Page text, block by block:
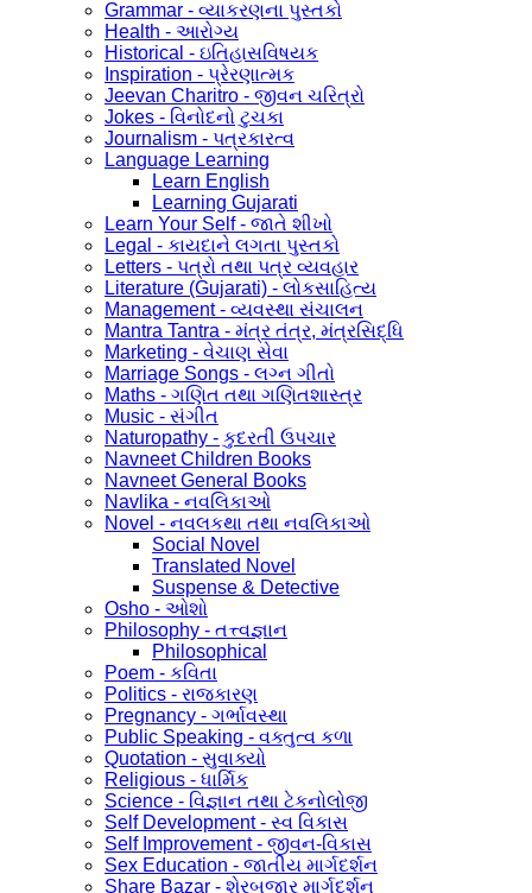
Grammar - વ્યાકરણના પુસ્તકો
Health - આરોગ્ય
Historical - ઇતિહાસવિષયક
Inspiration - પ્રેરણાત્મક
Jeevan Charitro - જીવન ચરિત્રો
Jokes - વિનોદનો ટુચકા
Journalism - પત્રકારત્વ
Language Learning
Learn English
Learning Gujarati
Learn Your Self - જાતે શીખો
Legal - કાયદાને લગતા પુસ્તકો
Letters - પત્રો તથા પત્ર વ્યવહાર
Literature (Gujarati) - લોકસાહિત્ય
Management - વ્યવસ્થા સંચાલન
Mantra Tantra - મંત્ર તંત્ર, મંત્રસિદ્ધિ
Marketing - વેચાણ સેવા
Marriage Songs - લગ્ન ગીતો
Maths - ગણિત તથા ગણિતશાસ્ત્ર
Music - સંગીત
Naturopathy - કુદરતી ઉપચાર
Navneet Children Books
Navneet General Books
Navlika - નવલિકાઓ
Novel - નવલકથા તથા નવલિકાઓ
Social Novel
Translated Novel
Suspense & Detective
Osho - ઓશો
Philosophy - તત્ત્વજ્ઞાન
Philosophical
Poem - કવિતા
Politics - રાજકારણ
Pregnancy - ગર્ભાવસ્થા
Public Speaking - વક્તુત્વ કળા
Quotation - સુવાક્યો
Religious - ધાર્મિક
Science - વિજ્ઞાન તથા ટેકનોલોજી
Self Development - સ્વ વિકાસ
Self Improvement - જીવન-વિકાસ
Sex Education - જાતીય માર્ગદર્શન
Share Bazar - શેરબજાર માર્ગદર્શન